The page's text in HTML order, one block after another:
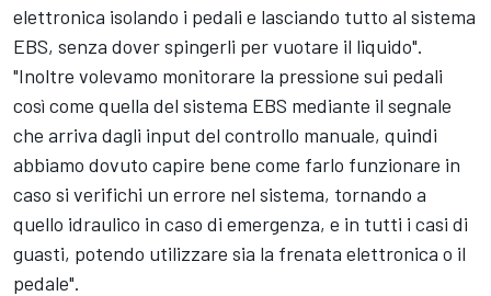
elettronica isolando i pedali e lasciando tutto al sistema
EBS, senza dover spingerli per vuotare il liquido".
"Inoltre volevamo monitorare la pressione sui pedali
così come quella del sistema EBS mediante il segnale
che arriva dagli input del controllo manuale, quindi
abbiamo dovuto capire bene come farlo funzionare in
caso si verifichi un errore nel sistema, tornando a
quello idraulico in caso di emergenza, e in tutti i casi di
guasti, potendo utilizzare sia la frenata elettronica o il
pedale".